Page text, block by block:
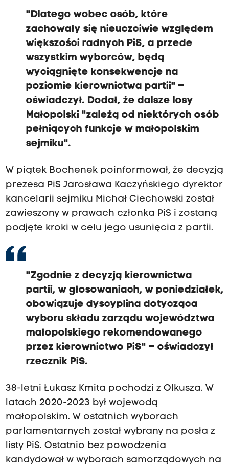
"Dlatego wobec osób, które
zachowały się nieuczciwie względem
większości radnych PiS, a przede
wszystkim wyborców, będą
wyciągnięte konsekwencje na
poziomie kierownictwa partii" –
oświadczył. Dodał, że dalsze losy
Małopolski "zależą od niektórych osób
pełniących funkcje w małopolskim
sejmiku".
W piątek Bochenek poinformował, że decyzją
prezesa PiS Jarosława Kaczyńskiego dyrektor
kancelarii sejmiku Michał Ciechowski został
zawieszony w prawach członka PiS i zostaną
podjęte kroki w celu jego usunięcia z partii.
"Zgodnie z decyzją kierownictwa
partii, w głosowaniach, w poniedziałek,
obowiązuje dyscyplina dotycząca
wyboru składu zarządu województwa
małopolskiego rekomendowanego
przez kierownictwo PiS" – oświadczył
rzecznik PiS.
38-letni Łukasz Kmita pochodzi z Olkusza. W
latach 2020-2023 był wojewodą
małopolskim. W ostatnich wyborach
parlamentarnych został wybrany na posła z
listy PiS. Ostatnio bez powodzenia
kandydował w wyborach samorządowych na